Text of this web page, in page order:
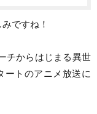
ですね！
チからはじまる異世
ートのアニメ放送に